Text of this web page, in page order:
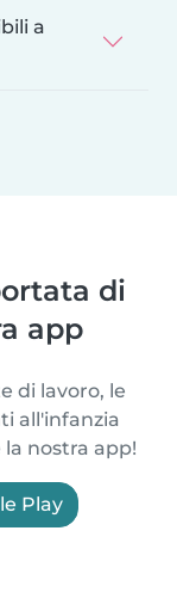
a
di
app
di lavoro, le
all'infanzia
nostra app!
Play